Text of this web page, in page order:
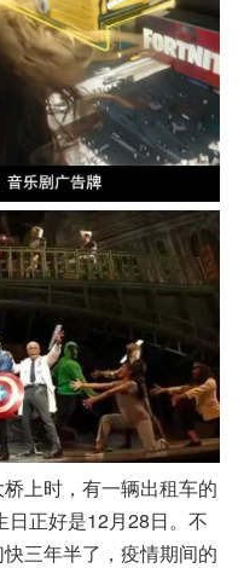
上时，有一辆出租车的
日正好是12月28日。不
三年半了，疫情期间的